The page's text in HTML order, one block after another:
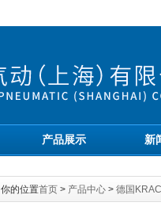
产品展示 新
你的位置首页 > 产品中心 > 德国